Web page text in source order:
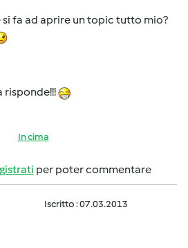
si fa ad aprire un topic tutto mio?
risponde!!!
In cima
per poter commentare
Iscritto : 07.03.2013